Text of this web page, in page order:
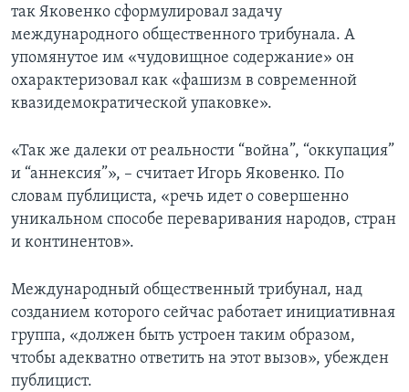
так Яковенко сформулировал задачу
международного общественного трибунала. А
упомянутое им «чудовищное содержание» он
охарактеризовал как «фашизм в современной
квазидемократической упаковке».
«Так же далеки от реальности “война”, “оккупация”
и “аннексия”», – считает Игорь Яковенко. По
словам публициста, «речь идет о совершенно
уникальном способе переваривания народов, стран
и континентов».
Международный общественный трибунал, над
созданием которого сейчас работает инициативная
группа, «должен быть устроен таким образом,
чтобы адекватно ответить на этот вызов», убежден
публицист.